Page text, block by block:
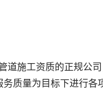
施工资质的正规公司
质量为目标下进行各